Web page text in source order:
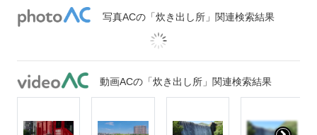
写真ACの「炊き出し所」関連検索結果
動画ACの「炊き出し所」関連検索結果